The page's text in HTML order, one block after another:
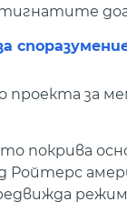
проекта за
покрива
Ройтерс